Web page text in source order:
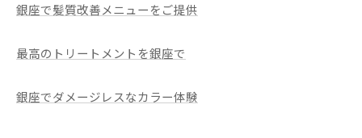
銀座で髪質改善メニューをご提供
最高のトリートメントを銀座で
銀座でダメージレスなカラー体験